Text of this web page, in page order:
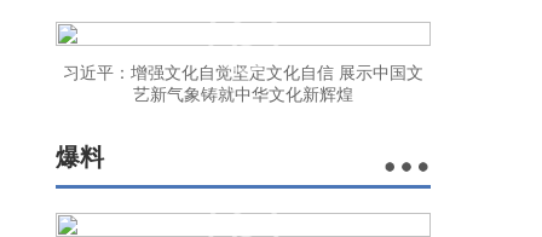
习近平：增强文化自觉坚定文化自信 展示中国文
艺新气象铸就中华文化新辉煌
爆料